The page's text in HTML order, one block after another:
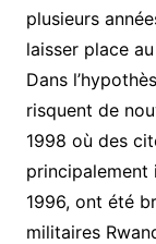
plusieurs
laisser place
Dans
risquent de
1998 où des
principalement
1996, ont été
militaires